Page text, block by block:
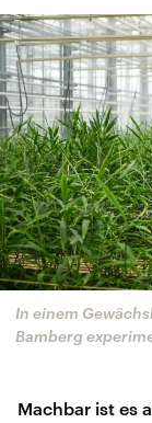
In einem
Bamberg
Machbar ist es